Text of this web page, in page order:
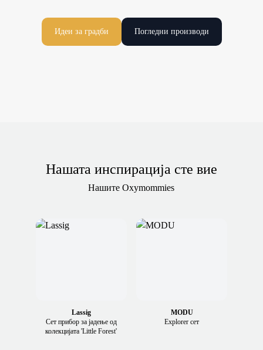
Идеи за градби Погледни производи
Нашата инспирација сте вие
Нашите Oxymommies
Lassig
Сет прибор за јадење од
колекцијата 'Little Forest'
MODU
Explorer сет